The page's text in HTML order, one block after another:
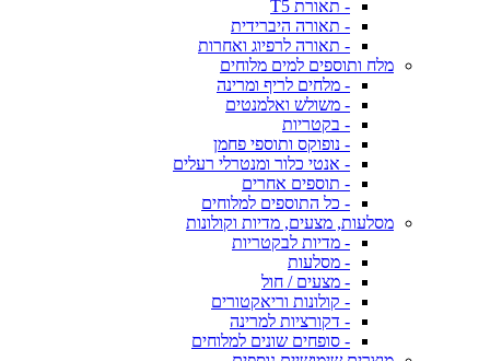
- תאורת T5
- תאורה היברידית
- תאורה לרפיוג ואחרות
מלח ותוספים למים מלוחים
- מלחים לריף ומרינה
- משולש ואלמנטים
- בקטריות
- נופוקס ותוספי פחמן
- אנטי כלור ומנטרלי רעלים
- תוספים אחרים
- כל התוספים למלוחים
מסלעות, מצעים, מדיות וקולונות
- מדיות לבקטריות
- מסלעות
- מצעים / חול
- קולונות וריאקטורים
- דקורציות למרינה
- סופחים שונים למלוחים